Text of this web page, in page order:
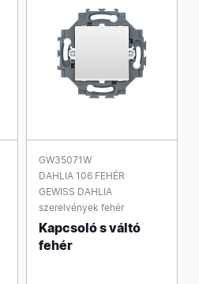
GW35071W
DAHLIA 106 FEHÉR
GEWISS DAHLIA
szerelvények fehér
Kapcsoló s váltó
fehér